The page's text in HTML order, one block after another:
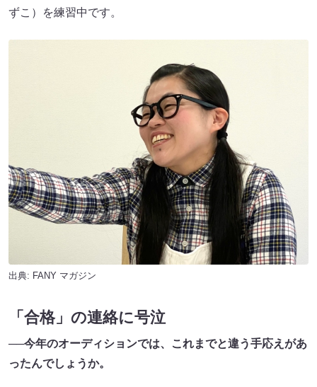
ずこ）を練習中です。
出典: FANY マガジン
「合格」の連絡に号泣
──今年のオーディションでは、これまでと違う手応えがあ
ったんでしょうか。